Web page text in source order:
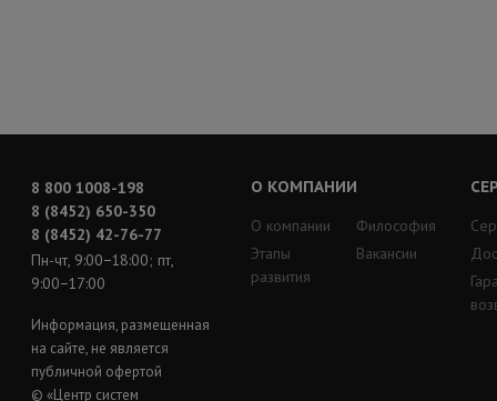
8 800 1008-198
8 (8452) 650-350
8 (8452) 42-76-77
Пн-чт, 9:00−18:00; пт,
9:00−17:00
Информация, размещенная
на сайте, не является
публичной офертой
© «Центр систем
О КОМПАНИИ
О компании
Этапы
развития
Философия
Вакансии